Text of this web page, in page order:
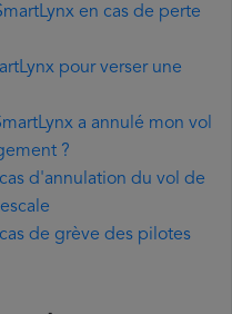
en cas de perte
pour verser une
a annulé mon vol
?
d'annulation du vol de
de grève des pilotes